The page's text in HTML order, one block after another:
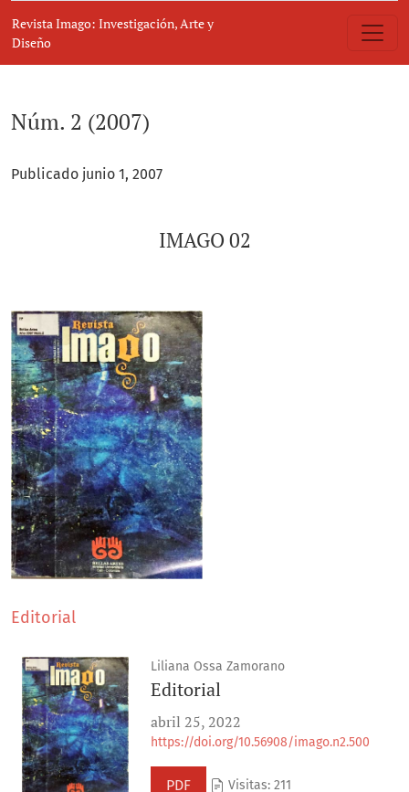
Revista Imago: Investigación, Arte y
Diseño
Núm. 2 (2007)
Publicado junio 1, 2007
IMAGO 02
Editorial
Liliana Ossa Zamorano
Editorial
abril 25, 2022
https://doi.org/10.56908/imago.n2.500
PDF Visitas: 211